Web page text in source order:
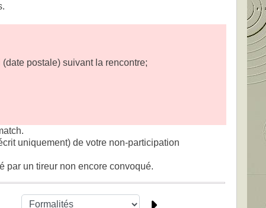
postale) suivant la rencontre;
uniquement) de votre non-participation
par un tireur non encore convoqué.